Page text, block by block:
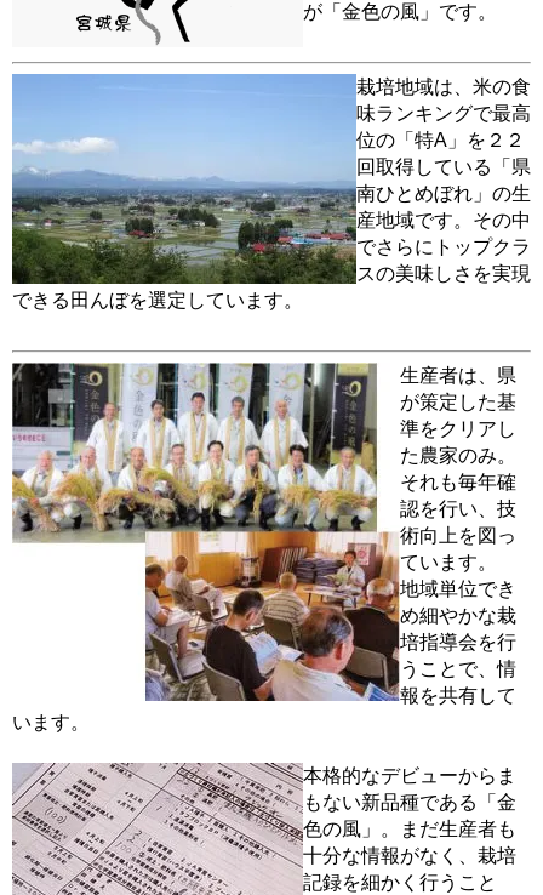
が「金色の風」です。
栽培地域は、米の食
味ランキングで最高
位の「特A」を２２
回取得している「県
南ひとめぼれ」の生
産地域です。その中
でさらにトップクラ
スの美味しさを実現
できる田んぼを選定しています。
生産者は、県
が策定した基
準をクリアし
た農家のみ。
それも毎年確
認を行い、技
術向上を図っ
ています。
地域単位でき
め細やかな栽
培指導会を行
うことで、情
報を共有して
います。
本格的なデビューからま
もない新品種である「金
色の風」。まだ生産者も
十分な情報がなく、栽培
記録を細かく行うこと